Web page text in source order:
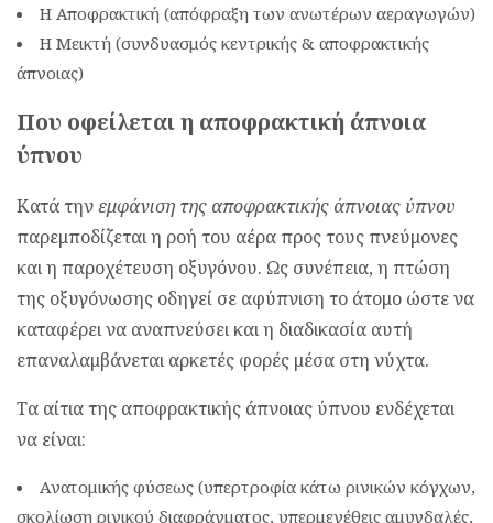
Η Αποφρακτική (απόφραξη των ανωτέρων αεραγωγών)
Η Μεικτή (συνδυασμός κεντρικής & αποφρακτικής
άπνοιας)
Που οφείλεται η αποφρακτική άπνοια
ύπνου
Κατά τηνεμφάνιση της αποφρακτικής άπνοιας ύπνου
παρεμποδίζεται η ροή του αέρα προς τους πνεύμονες
και η παροχέτευση οξυγόνου. Ως συνέπεια, η πτώση
της οξυγόνωσης οδηγεί σε αφύπνιση το άτομο ώστε να
καταφέρει να αναπνεύσει και η διαδικασία αυτή
επαναλαμβάνεται αρκετές φορές μέσα στη νύχτα.
Τα αίτια της αποφρακτικής άπνοιας ύπνου ενδέχεται
να είναι:
Ανατομικής φύσεως (υπερτροφία κάτω ρινικών κόγχων,
σκολίωση ρινικού διαφράγματος, υπερμεγέθεις αμυγδαλές,